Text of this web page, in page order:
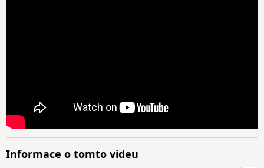
Informace o tomto videu